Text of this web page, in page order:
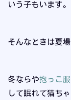
いう子もいます。
そんなときは夏
冬ならや抱っこ服
して眠れて猫ち